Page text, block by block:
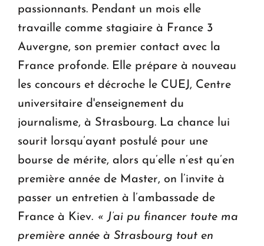
passionnants. Pendant un mois elle
travaille comme stagiaire à France 3
Auvergne, son premier contact avec la
France profonde. Elle prépare à nouveau
les concours et décroche le CUEJ, Centre
universitaire d'enseignement du
journalisme, à Strasbourg. La chance lui
sourit lorsqu’ayant postulé pour une
bourse de mérite, alors qu’elle n’est qu’en
première année de Master, on l’invite à
passer un entretien à l’ambassade de
France à Kiev. « J’ai pu financer toute ma
première année à Strasbourg tout en